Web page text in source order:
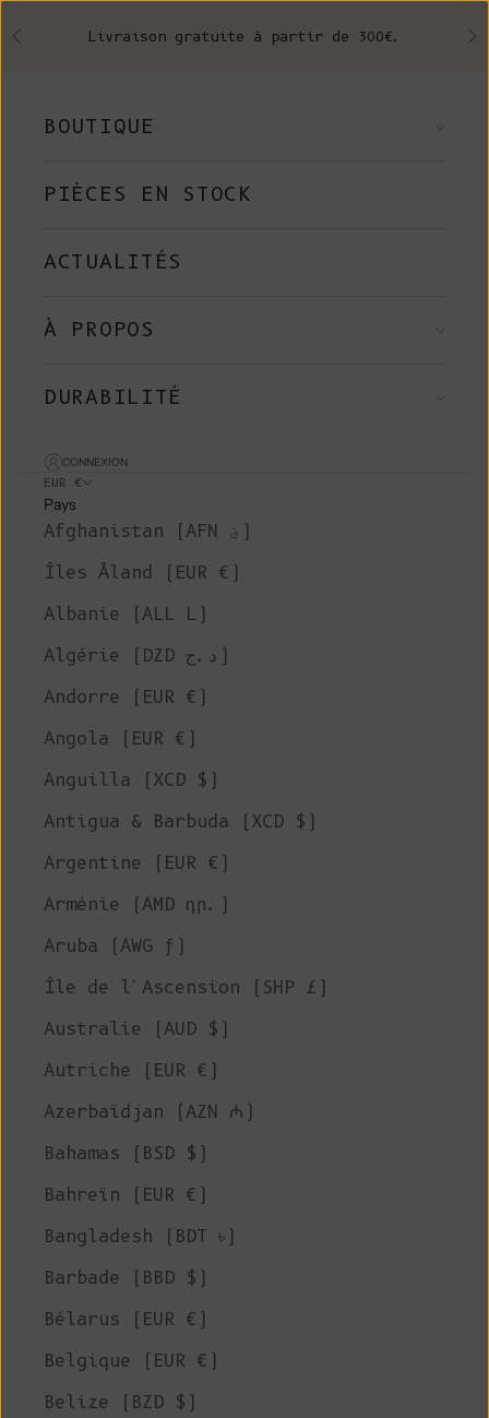
Précédent Livraison gratuite à partir de 300€.
BOUTIQUE
PIÈCES EN STOCK
ACTUALITÉS
À PROPOS
DURABILITÉ
CONNEXION
EUR €
Pays
Afghanistan (AFN ؋)
Îles Åland (EUR €)
Albanie (ALL L)
Algérie (DZD د.ج)
Andorre (EUR €)
Angola (EUR €)
Anguilla (XCD $)
Antigua & Barbuda (XCD $)
Argentine (EUR €)
Arménie (AMD դր.)
Aruba (AWG ƒ)
Île de l'Ascension (SHP £)
Australie (AUD $)
Autriche (EUR €)
Azerbaïdjan (AZN ₼)
Bahamas (BSD $)
Bahreïn (EUR €)
Bangladesh (BDT ৳)
Barbade (BBD $)
Bélarus (EUR €)
Belgique (EUR €)
Belize (BZD $)